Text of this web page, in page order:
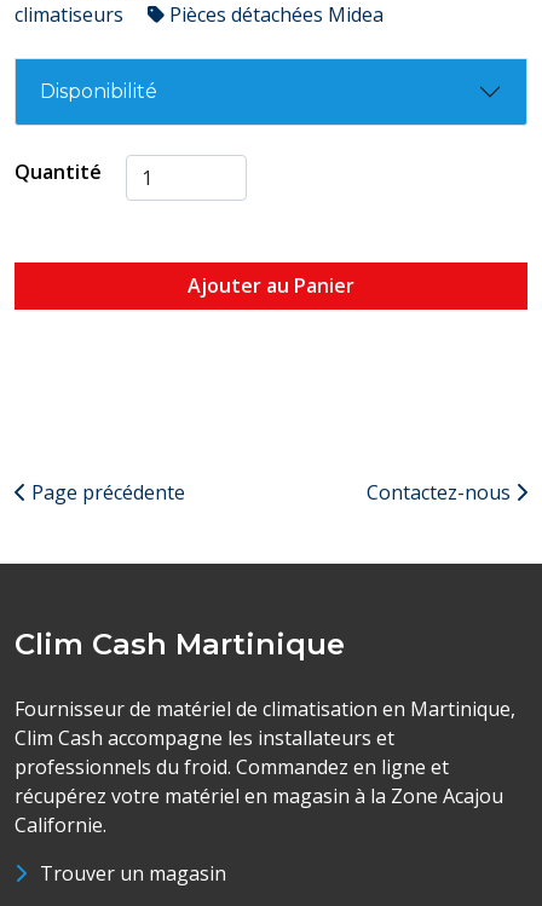
climatiseurs
Pièces détachées Midea
Disponibilité
Quantité
Ajouter au Panier
Page précédente Contactez-nous
Clim Cash Martinique
Fournisseur de matériel de climatisation en Martinique,
Clim Cash accompagne les installateurs et
professionnels du froid. Commandez en ligne et
récupérez votre matériel en magasin à la Zone Acajou
Californie.
Trouver un magasin